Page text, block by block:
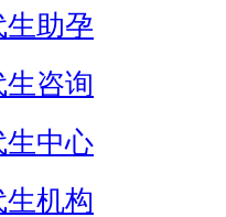
生助孕
生咨询
生中心
生机构